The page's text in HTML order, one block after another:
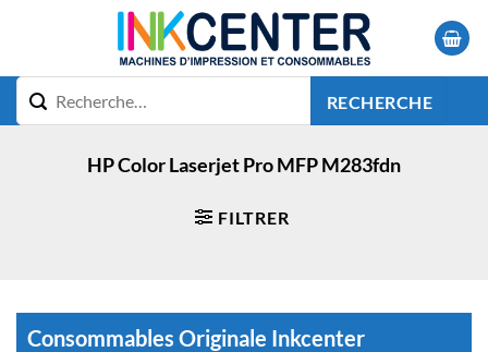
RECHERCHE
HP Color Laserjet Pro MFP M283fdn
FILTRER
Consommables Originale Inkcenter